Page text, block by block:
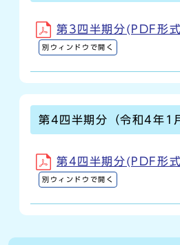
第3四半期分(PDF形
別ウィンドウで開く
第4四半期分（令和4年1
第4四半期分(PDF形
別ウィンドウで開く